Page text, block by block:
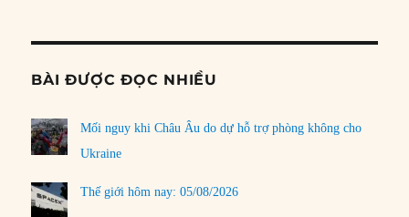
BÀI ĐƯỢC ĐỌC NHIỀU
Mối nguy khi Châu Âu do dự hỗ trợ phòng không cho
Ukraine
Thế giới hôm nay: 05/08/2026